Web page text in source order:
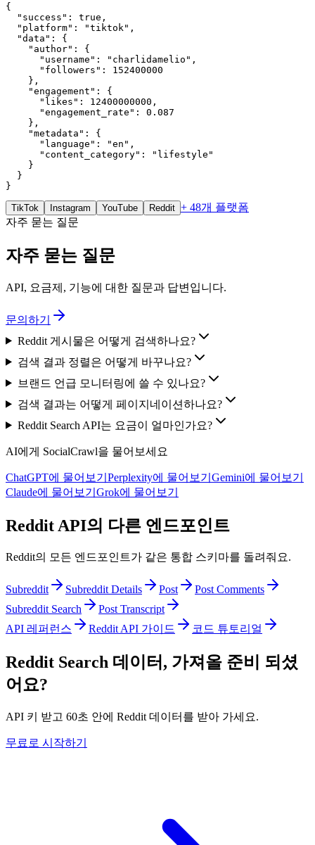
{
  "success": true,
  "platform": "tiktok",
  "data": {
    "author": {
      "username": "charlidamelio",
      "followers": 152400000
    },
    "engagement": {
      "likes": 12400000000,
      "engagement_rate": 0.087
    },
    "metadata": {
      "language": "en",
      "content_category": "lifestyle"
    }
  }
}
TikTok Instagram YouTube Reddit + 48개 플랫폼
자주 묻는 질문
자주 묻는 질문
API, 요금제, 기능에 대한 질문과 답변입니다.
문의하기
Reddit 게시물은 어떻게 검색하나요?
검색 결과 정렬은 어떻게 바꾸나요?
브랜드 언급 모니터링에 쓸 수 있나요?
검색 결과는 어떻게 페이지네이션하나요?
Reddit Search API는 요금이 얼마인가요?
AI에게 SocialCrawl을 물어보세요
ChatGPT에 물어보기 Perplexity에 물어보기 Gemini에 물어보기
Claude에 물어보기 Grok에 물어보기
Reddit API의 다른 엔드포인트
Reddit의 모든 엔드포인트가 같은 통합 스키마를 돌려줘요.
Subreddit Subreddit Details Post
Post Comments
Subreddit Search
Post Transcript
API 레퍼런스
Reddit API 가이드 코드 튜토리얼
Reddit Search 데이터, 가져올 준비 되셨
어요?
API 키 받고 60초 안에 Reddit 데이터를 받아 가세요.
무료로 시작하기